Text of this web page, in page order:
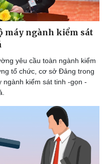
máy ngành kiểm sát
yêu cầu toàn ngành kiểm
tổ chức, cơ sở Đảng trong
kiểm sát tinh -gọn -